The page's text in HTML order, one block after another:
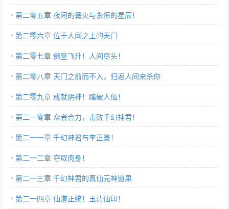
第二零五章 夜间的篝火与永恒的星辰！
第二零六章 位于人间之上的天门
第二零七章 佛皇飞升！人间尽头！
第二零八章 天门之前而不入，归返人间来杀你
第二零九章 成就阴神！踏破人仙！
第二一零章 众者合力，击败千幻神君！
第二一一章 千幻神君与李正景！
第二一二章 夺取肉身！
第二一三章 千幻神君的真仙元神道果
第二一四章 仙道正统！玉清仙印！